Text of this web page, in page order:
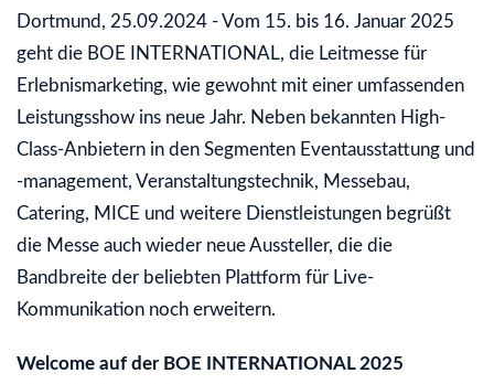
Dortmund, 25.09.2024 - Vom 15. bis 16. Januar 2025
geht die BOE INTERNATIONAL, die Leitmesse für
Erlebnismarketing, wie gewohnt mit einer umfassenden
Leistungsshow ins neue Jahr. Neben bekannten High-
Class-Anbietern in den Segmenten Eventausstattung und
-management, Veranstaltungstechnik, Messebau,
Catering, MICE und weitere Dienstleistungen begrüßt
die Messe auch wieder neue Aussteller, die die
Bandbreite der beliebten Plattform für Live-
Kommunikation noch erweitern.
Welcome auf der BOE INTERNATIONAL 2025